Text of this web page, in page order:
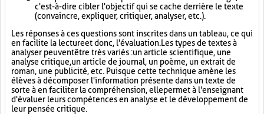
c'est-à-dire cibler l'objectif qui se cache derrière le texte
(convaincre, expliquer, critiquer, analyser, etc.).
Les réponses à ces questions sont inscrites dans un tableau, ce qui
en facilite la lecture et donc, l'évaluation. Les types de textes à
analyser peuvent être très variés : un article scientifique, une
analyse critique, un article de journal, un poème, un extrait de
roman, une publicité, etc. Puisque cette technique amène les
élèves à décomposer l'information présente dans un texte de
sorte à en faciliter la compréhension, elle permet à l'enseignant
d'évaluer leurs compétences en analyse et le développement de
leur pensée critique.